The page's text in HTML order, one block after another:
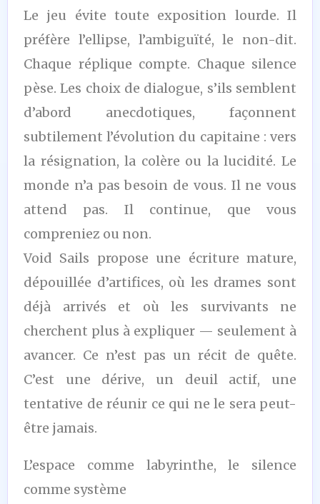
Le jeu évite toute exposition lourde. Il
préfère l’ellipse, l’ambiguïté, le non-dit.
Chaque réplique compte. Chaque silence
pèse. Les choix de dialogue, s’ils semblent
d’abord anecdotiques, façonnent
subtilement l’évolution du capitaine : vers
la résignation, la colère ou la lucidité. Le
monde n’a pas besoin de vous. Il ne vous
attend pas. Il continue, que vous
compreniez ou non.
Void Sails propose une écriture mature,
dépouillée d’artifices, où les drames sont
déjà arrivés et où les survivants ne
cherchent plus à expliquer — seulement à
avancer. Ce n’est pas un récit de quête.
C’est une dérive, un deuil actif, une
tentative de réunir ce qui ne le sera peut-
être jamais.
L’espace comme labyrinthe, le silence
comme système